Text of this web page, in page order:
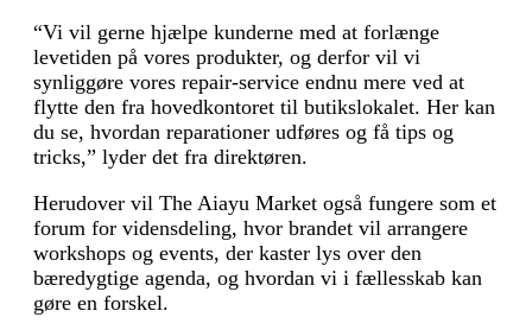
“Vi vil gerne hjælpe kunderne med at forlænge
levetiden på vores produkter, og derfor vil vi
synliggøre vores repair-service endnu mere ved at
flytte den fra hovedkontoret til butikslokalet. Her kan
du se, hvordan reparationer udføres og få tips og
tricks,” lyder det fra direktøren.
Herudover vil The Aiayu Market også fungere som et
forum for vidensdeling, hvor brandet vil arrangere
workshops og events, der kaster lys over den
bæredygtige agenda, og hvordan vi i fællesskab kan
gøre en forskel.